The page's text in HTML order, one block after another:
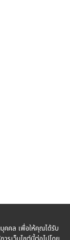
คคล เพื่อให้คุณได้รับ